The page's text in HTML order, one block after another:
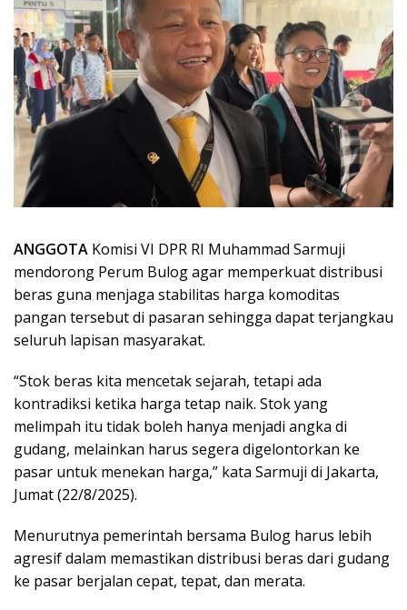
ANGGOTA Komisi VI DPR RI Muhammad Sarmuji
mendorong Perum Bulog agar memperkuat distribusi
beras guna menjaga stabilitas harga komoditas
pangan tersebut di pasaran sehingga dapat terjangkau
seluruh lapisan masyarakat.
“Stok beras kita mencetak sejarah, tetapi ada
kontradiksi ketika harga tetap naik. Stok yang
melimpah itu tidak boleh hanya menjadi angka di
gudang, melainkan harus segera digelontorkan ke
pasar untuk menekan harga,” kata Sarmuji di Jakarta,
Jumat (22/8/2025).
Menurutnya pemerintah bersama Bulog harus lebih
agresif dalam memastikan distribusi beras dari gudang
ke pasar berjalan cepat, tepat, dan merata.